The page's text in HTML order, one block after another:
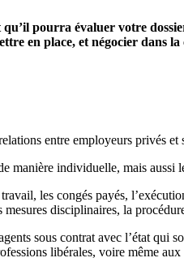
pourra évaluer votre
en place, et négocier dans
entre employeurs privés et
manière individuelle, mais
les congés payés,
disciplinaires, la
sous contrat avec l’état
libérales, voire même